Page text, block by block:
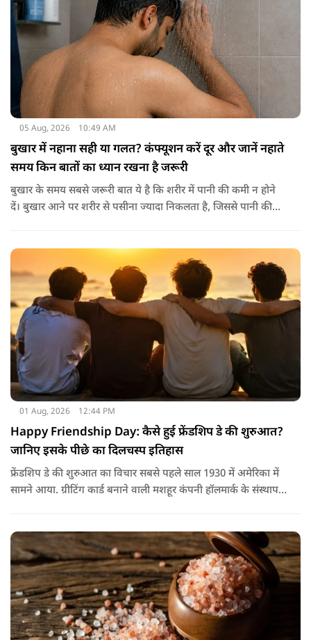
05 Aug, 2026 10:49 AM
बुखार में नहाना सही या गलत? कंफ्यूशन करें दूर और जानें नहाते
समय किन बातों का ध्यान रखना है जरूरी
बुखार के समय सबसे जरूरी बात ये है कि शरीर में पानी की कमी न होने
दें। बुखार आने पर शरीर से पसीना ज्यादा निकलता है, जिससे पानी की
होते हैं। खाने में हल्का और आसानी से पचने वाला भोजन जैसे खिचड़ी
और दलिया आदि लेना अच्छा माना जाता है।
01 Aug, 2026 12:44 PM
Happy Friendship Day: कैसे हुई फ्रेंडशिप डे की शुरुआत?
जानिए इसके पीछे का दिलचस्प इतिहास
फ्रेंडशिप डे की शुरुआत का विचार सबसे पहले साल 1930 में अमेरिका में
सामने आया. ग्रीटिंग कार्ड बनाने वाली मशहूर कंपनी हॉलमार्क के संस्थापक